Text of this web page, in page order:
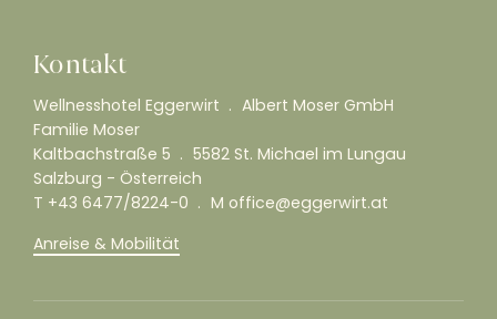
Kontakt
Wellnesshotel Eggerwirt
Albert Moser GmbH
Familie Moser
Kaltbachstraße 5
5582 St. Michael im Lungau
Salzburg - Österreich
T +43 6477/8224-0 M office@eggerwirt.at
Anreise & Mobilität